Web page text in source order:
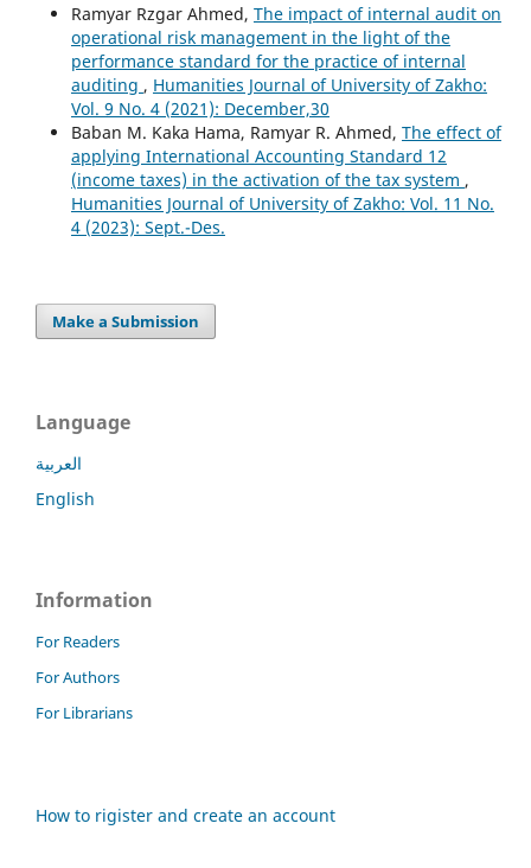
Ramyar Rzgar Ahmed, The impact of internal audit on
operational risk management in the light of the
performance standard for the practice of internal
auditing , Humanities Journal of University of Zakho:
Vol. 9 No. 4 (2021): December,30
Baban M. Kaka Hama, Ramyar R. Ahmed, The effect of
applying International Accounting Standard 12
(income taxes) in the activation of the tax system ,
Humanities Journal of University of Zakho: Vol. 11 No.
4 (2023): Sept.-Des.
Make a Submission
Language
العربية
English
Information
For Readers
For Authors
For Librarians
How to rigister and create an account